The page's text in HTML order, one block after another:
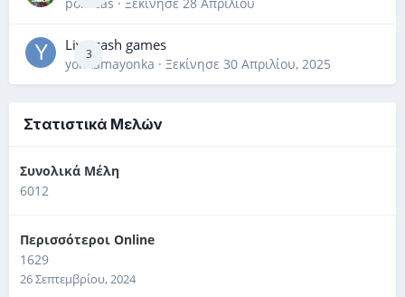
3
Live cash games
yonkamayonka · Ξεκίνησε 30 Απριλίου, 2025
Στατιστικά Μελών
Συνολικά Μέλη
6012
Περισσότεροι Online
1629
26 Σεπτεμβρίου, 2024